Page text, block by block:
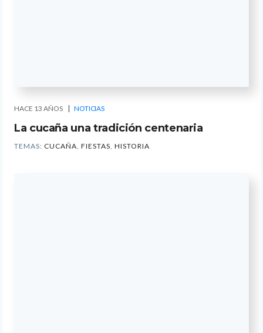
HACE 13 AÑOS NOTICIAS
La cucaña una tradición centenaria
TEMAS: CUCAÑA, FIESTAS, HISTORIA